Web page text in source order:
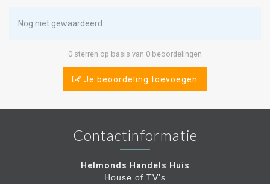
Nog niet gewaardeerd
0 sterren op basis van 0 beoordelingen
Je beoordeling toevoegen
Contactinformatie
Helmonds Handels Huis
House of TV's